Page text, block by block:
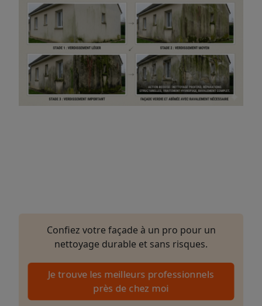
Confiez votre façade à un pro pour un
nettoyage durable et sans risques.
Je trouve les meilleurs professionnels
près de chez moi